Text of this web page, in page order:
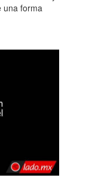
una forma